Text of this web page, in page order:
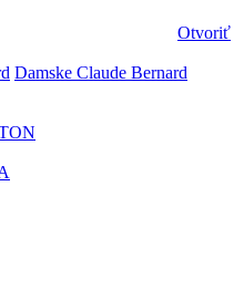
Otvoriť
Damske Claude Bernard